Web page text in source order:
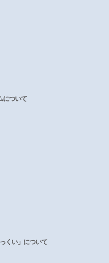
について
くい」について